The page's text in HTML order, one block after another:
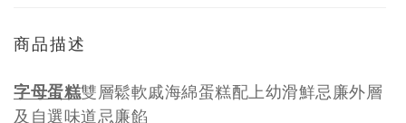
商品描述
字母蛋糕雙層鬆軟戚海綿蛋糕配上幼滑鮮忌廉外層
及自選味道忌廉餡